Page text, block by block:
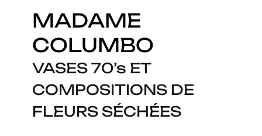
MADAME
COLUMBO
VASES 70’s ET
COMPOSITIONS DE
FLEURS SÉCHÉES